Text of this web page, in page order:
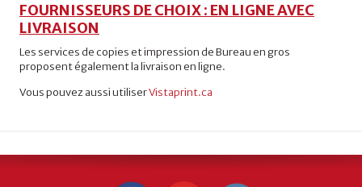
FOURNISSEURS DE CHOIX : EN LIGNE AVEC
LIVRAISON
Les services de copies et impression de Bureau en gros
proposent également la livraison en ligne.
Vous pouvez aussi utiliserVistaprint.ca